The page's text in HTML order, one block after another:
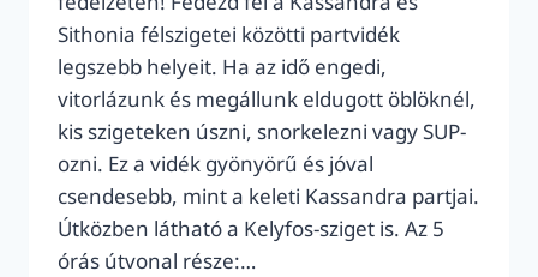
Sithonia félszigetei közötti partvidék
legszebb helyeit. Ha az idő engedi,
vitorlázunk és megállunk eldugott öblöknél,
kis szigeteken úszni, snorkelezni vagy SUP-
ozni. Ez a vidék gyönyörű és jóval
csendesebb, mint a keleti Kassandra partjai.
Útközben látható a Kelyfos-sziget is. Az 5
órás útvonal része:…